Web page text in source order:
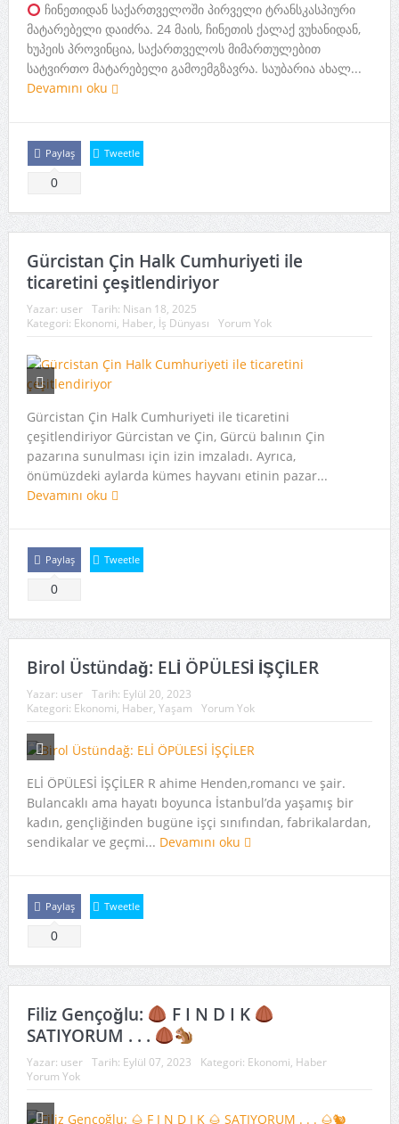
ჩინეთიდან საქართველოში პირველი ტრანსკასპიური
მატარებელი დაიძრა. 24 მაის, ჩინეთის ქალაქ ვუხანიდან,
ხუპეის პროვინცია, საქართველოს მიმართულებით
სატვირთო მატარებელი გამოემგზავრა. საუბარია ახალ...
Devamını oku
Paylaş
0
Tweetle
Gürcistan Çin Halk Cumhuriyeti ile
ticaretini çeşitlendiriyor
Yazar: user Tarih: Nisan 18, 2025
Kategori: Ekonomi, Haber, İş Dünyası Yorum Yok
Gürcistan Çin Halk Cumhuriyeti ile ticaretini
çeşitlendiriyor Gürcistan ve Çin, Gürcü balının Çin
pazarına sunulması için izin imzaladı. Ayrıca,
önümüzdeki aylarda kümes hayvanı etinin pazar...
Devamını oku
Paylaş
0
Tweetle
Birol Üstündağ: ELİ ÖPÜLESİ İŞÇİLER
Yazar: user Tarih: Eylül 20, 2023
Kategori: Ekonomi, Haber, Yaşam Yorum Yok
ELİ ÖPÜLESİ İŞÇİLER R ahime Henden,romancı ve şair.
Bulancaklı ama hayatı boyunca İstanbul’da yaşamış bir
kadın, gençliğinden bugüne işçi sınıfından, fabrikalardan,
sendikalar ve geçmi... Devamını oku
Paylaş
0
Tweetle
Filiz Gençoğlu:
F I N D I K
SATIYORUM . . .
Yazar: user Tarih: Eylül 07, 2023 Kategori: Ekonomi, Haber
Yorum Yok